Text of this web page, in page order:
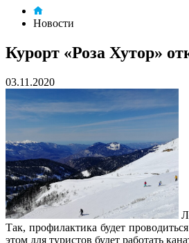
Новости
Курорт «Роза Хутор»
03.11.2020
Так, профилактика будет
этом для туристов будет работать